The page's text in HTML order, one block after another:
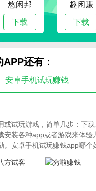
悠闲邦
下载
趣闲赚
下载
还有：
安卓手机试玩赚钱
或试玩游戏，简单几步：下
安装各种app或者游戏来体验
。安卓手机试玩赚钱app哪个
试玩APP平台任务多少、单价
的安卓手机试玩app赚钱平台